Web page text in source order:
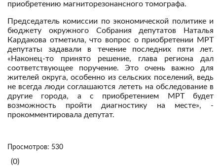
приобретению магниторезонансного томографа.
Председатель комиссии по экономической политике и
бюджету окружного Собрания депутатов Наталья
Кардакова отметила, что вопрос о приобретении МРТ
депутаты задавали в течение последних пяти лет.
«Наконец-то принято решение, глава региона дал
соответствующее поручение. Это очень важно для
жителей округа, особенно из сельских поселений, ведь
не всегда люди соглашаются лететь на обследование в
другие города, а с приобретением МРТ будет
возможность пройти диагностику на месте», -
прокомментировала депутат.
Просмотров: 530
(0)